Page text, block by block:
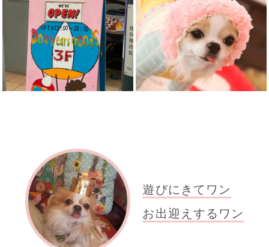
遊びにきてワン
お出迎えするワン